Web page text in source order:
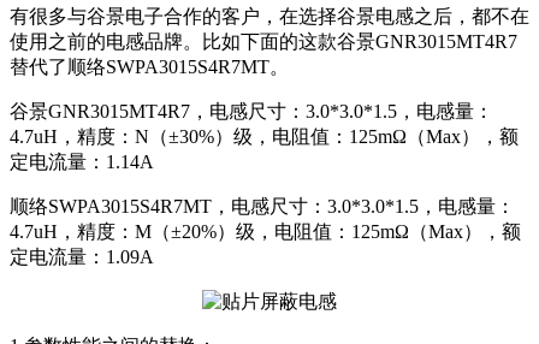
有很多与谷景电子合作的客户，在选择谷景电感之后，都不在
使用之前的电感品牌。比如下面的这款谷景GNR3015MT4R7
替代了顺络SWPA3015S4R7MT。
谷景GNR3015MT4R7，电感尺寸：3.0*3.0*1.5，电感量：
4.7uH，精度：N（±30%）级，电阻值：125mΩ（Max），额
定电流量：1.14A
顺络SWPA3015S4R7MT，电感尺寸：3.0*3.0*1.5，电感量：
4.7uH，精度：M（±20%）级，电阻值：125mΩ（Max），额
定电流量：1.09A